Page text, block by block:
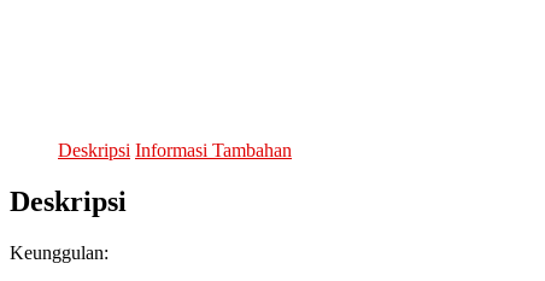
Deskripsi Informasi Tambahan
Deskripsi
Keunggulan: